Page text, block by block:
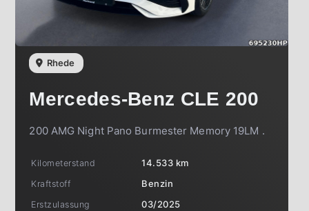
Rhede
Mercedes-Benz CLE 200
200 AMG Night Pano Burmester Memory 19LM .
Kilometerstand
14.533 km
Kraftstoff
Benzin
Erstzulassung
03/2025